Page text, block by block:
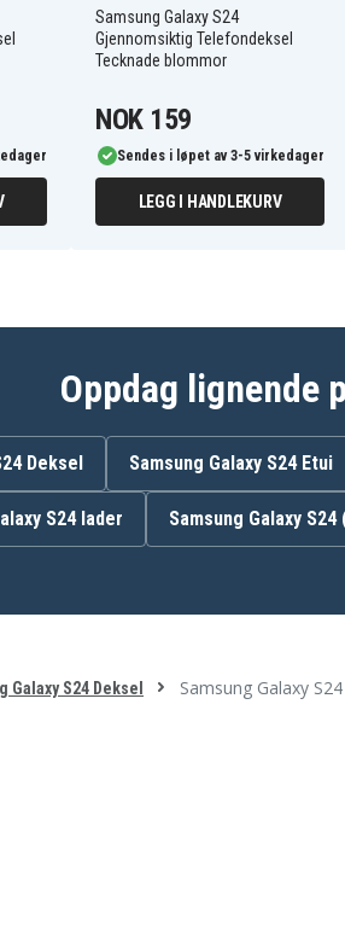
Samsung Galaxy S24
Gjennomsiktig Telefondeksel
Tecknade blommor
NOK 159
Sendes i løpet av 3-5 virkedager
LEGG I HANDLEKURV
Oppdag lignende
Deksel Samsung Galaxy S24 Etui
S24 lader Samsung Galaxy
Galaxy S24 Deksel Samsung Galaxy